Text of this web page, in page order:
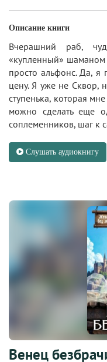
Описание книги
Вчерашний раб,
«купленный» шаманом
просто альфонс. Да, я
цену. Я уже не Сквор,
ступенька, которая
можно сделать еще
соплеменников, шаг к
Слушать аудиокнигу
Венец